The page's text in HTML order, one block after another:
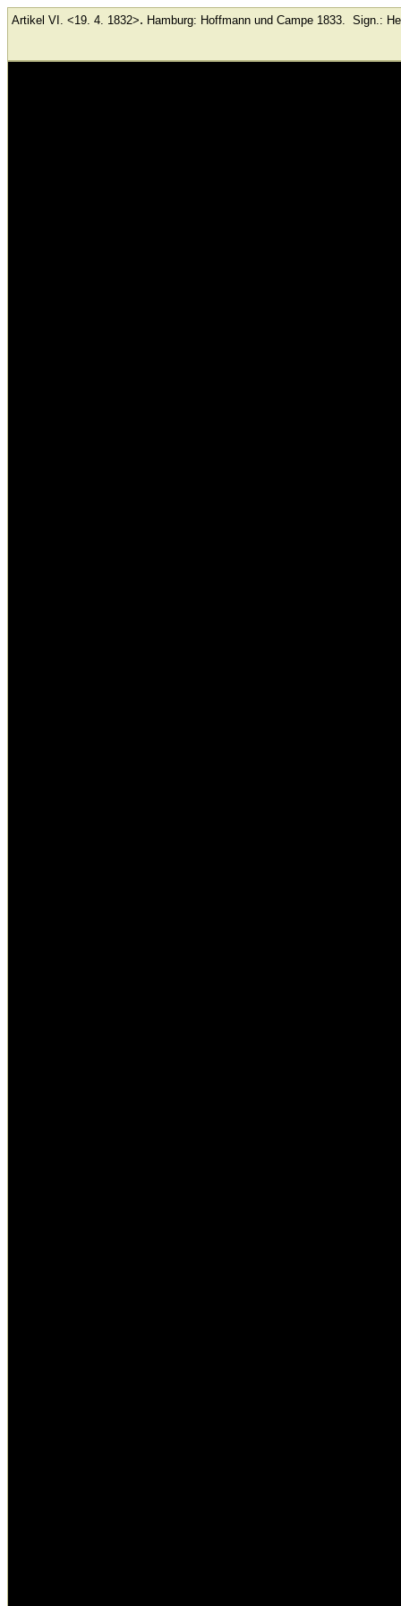
Artikel VI. <19. 4. 1832>. Hamburg: Hoffmann und Campe 1833. Sign.: